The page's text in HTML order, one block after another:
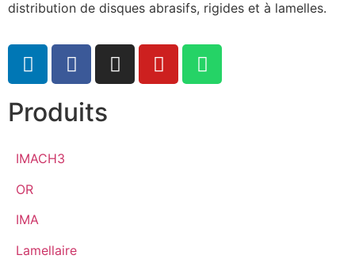
distribution de disques abrasifs, rigides et à lamelles.
Produits
IMACH3
OR
IMA
Lamellaire